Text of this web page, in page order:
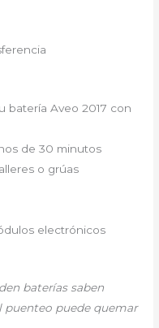
batería Aveo 2017 con
de 30 minutos
o grúas
electrónicos
baterías saben
puede quemar